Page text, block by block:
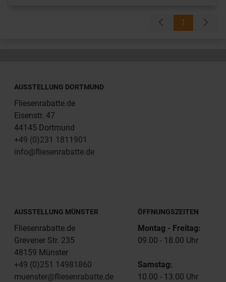
1
AUSSTELLUNG DORTMUND
Fliesenrabatte.de
Eisenstr. 47
44145 Dortmund
+49 (0)231 1811901
info@fliesenrabatte.de
AUSSTELLUNG MÜNSTER
Fliesenrabatte.de
Grevener Str. 235
48159 Münster
+49 (0)251 14981860
muenster@fliesenrabatte.de
ÖFFNUNGSZEITEN
Montag - Freitag:
09.00 - 18.00 Uhr
Samstag:
10.00 - 13.00 Uhr